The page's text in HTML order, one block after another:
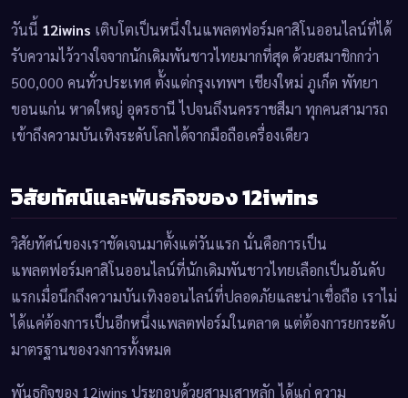
วันนี้ 12iwins เติบโตเป็นหนึ่งในแพลตฟอร์มคาสิโนออนไลน์ที่ได้
รับความไว้วางใจจากนักเดิมพันชาวไทยมากที่สุด ด้วยสมาชิกกว่า
500,000 คนทั่วประเทศ ตั้งแต่กรุงเทพฯ เชียงใหม่ ภูเก็ต พัทยา
ขอนแก่น หาดใหญ่ อุดรธานี ไปจนถึงนครราชสีมา ทุกคนสามารถ
เข้าถึงความบันเทิงระดับโลกได้จากมือถือเครื่องเดียว
วิสัยทัศน์และพันธกิจของ 12iwins
วิสัยทัศน์ของเราชัดเจนมาตั้งแต่วันแรก นั่นคือการเป็น
แพลตฟอร์มคาสิโนออนไลน์ที่นักเดิมพันชาวไทยเลือกเป็นอันดับ
แรกเมื่อนึกถึงความบันเทิงออนไลน์ที่ปลอดภัยและน่าเชื่อถือ เราไม่
ได้แค่ต้องการเป็นอีกหนึ่งแพลตฟอร์มในตลาด แต่ต้องการยกระดับ
มาตรฐานของวงการทั้งหมด
พันธกิจของ 12iwins ประกอบด้วยสามเสาหลัก ได้แก่ ความ